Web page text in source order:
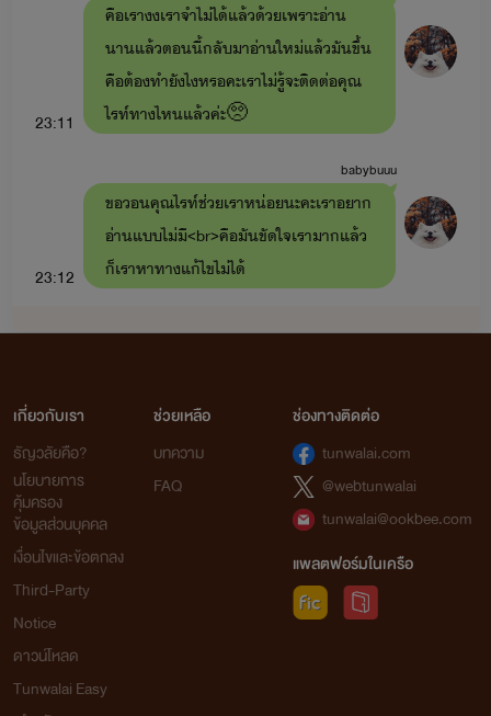
อ้อนรักแด๊ดดี้ขา: พายุ x หนูบัว มีลูกคือ ใยบัว สายฟ้า วายุ
(ในเรื่องจะมีเรื่อง ลวงรัก : พัฒน์ x ไข่มุก)
-อ้อนรักหมอขา : ยิปซี x เอเคอร์ มีลูกคือ ใยบัว ซีลอน ใบบัว
(ในเรื่องจะมีเรื่องรักดั่งสายฟ้าสายฟ้า x ซินซิน )
-อ้อนรักร้ายนายมาเฟีย: ใยบัว x มาเฟีย (ในเรื่องจะมีเรื่อง
ของ วายุ x ลูกเจี๊ยบ ชื่อตอนว่าเรียกเฮีย)
: ฟ้าคราม x ลลิซ (ฟ้าครามเป็นน้องชายของพายุเรื่อง
อ้อนรักแด๊ดดี้ขา)
นางบำเรอ: ชาร์ล x ของขวัญ มีลูกคือ เจ้าขา ขุนพล เจ้าหญิง
เมียหมอ
: คริส x มายด์ มีลูก อาทิตย์ ทานตะวัน (เพื่อนของ
ชาร์ลและของขวัญ)
-เลี้ยงรัก
เจ้าขา x เลกซัส
-น้องชาย
ขุนพล x นับดาว (ในเรื่องจะมีเรื่องพี่สาว
ทานตะวัน x ไนท์)
-ผูกรักผูกสวาท
เจ้าหญิง x อาทิตย์ (ในเรื่องจะมีเรื่อง
รัก: กาย x เจนนี่)
คลั่งรัก: เดฟ x จันทร์เจ้า (เดฟจะอยู่ในแก๊ง อาทิตย์ กาย)
23:11
คือเรางงเราจำไม่ได้แล้วด้วยเพราะอ่าน
นานแล้วตอนนี้กลับมาอ่านใหม่แล้วมันขึ้น
คือต้องทำยังไงหรอคะเราไม่รู้จะติดต่อคุณ
ไรท์ทางไหนแล้วค่ะ🥺
babybuuu
23:12
ขอวอนคุณไรท์ช่วยเราหน่อยนะคะเราอยาก
อ่านแบบไม่มี<br>คือมันขัดใจเรามากแล้ว
ก็เราหาทางแก้ไขไม่ได้
โหลดใหม่ดูมั้ยคะ ฮืออ ลองเช็คแล้ววันไม่
ขึ้น <br> เลยค่ะ
เกี่ยวกับเรา
ธัญวลัยคือ?
นโยบายการ
คุ้มครอง
ข้อมูลส่วนบุคคล
เงื่อนไขและข้อตกลง
Third-Party
Notice
ดาวน์โหลด
Tunwalai Easy
ช่วยเหลือ
บทความ
FAQ
ช่องทางติดต่อ
tunwalai.com
@webtunwalai
tunwalai@ookbee.com
แพลตฟอร์มในเครือ